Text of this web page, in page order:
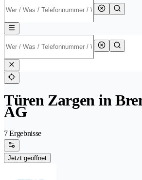
Türen Zargen in
AG
7 Ergebnisse
Jetzt geöffnet